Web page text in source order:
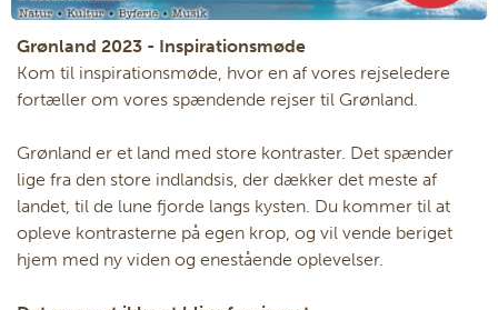
Grønland 2023 - Inspirationsmøde
Kom til inspirationsmøde, hvor en af vores rejseledere
fortæller om vores spændende rejser til Grønland.
Grønland er et land med store kontraster. Det spænder
lige fra den store indlandsis, der dækker det meste af
landet, til de lune fjorde langs kysten. Du kommer til at
opleve kontrasterne på egen krop, og vil vende beriget
hjem med ny viden og enestående oplevelser.